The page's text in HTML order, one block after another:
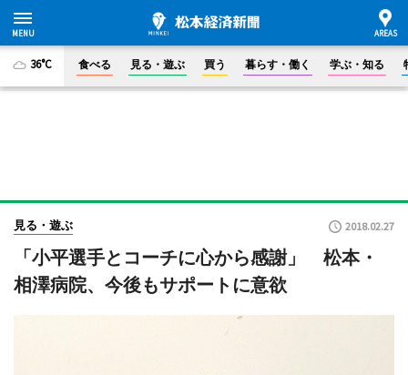
36°C 食べる 見る・遊ぶ 買う 暮らす・働く 学ぶ・知る
見る・遊ぶ 2018.02.27
「小平選手とコーチに心から感謝」 松本・
相澤病院、今後もサポートに意欲